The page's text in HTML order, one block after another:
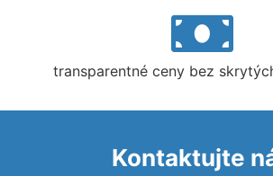
transparentné ceny bez
Kontaktujte